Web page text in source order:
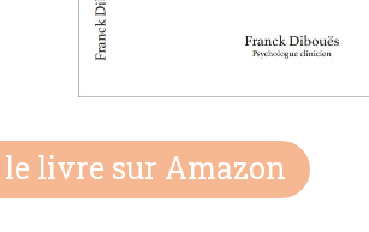
livre sur Amazon